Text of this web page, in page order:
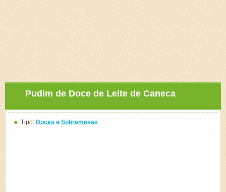
Pudim de Doce de Leite de Caneca
Tipo: Doces e Sobremesas